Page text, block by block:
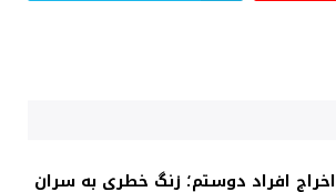
اخراج افراد دوستم؛ زنگ خطری به سران